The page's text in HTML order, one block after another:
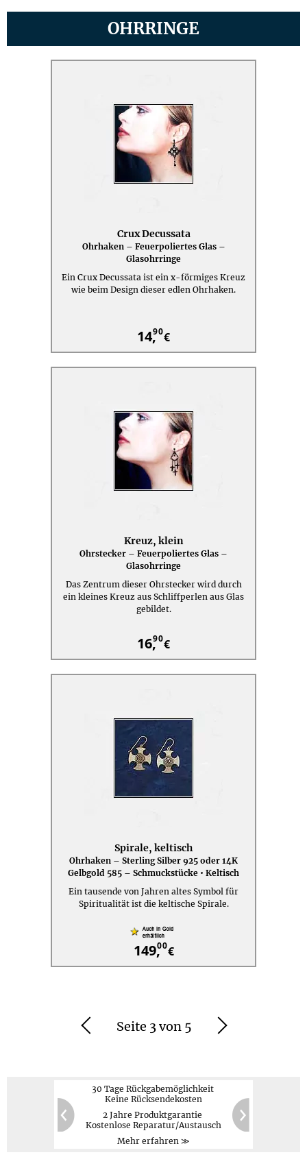
OHRRINGE
Crux Decussata
Ohrhaken – Feuerpoliertes Glas –
Glasohrringe
Ein Crux Decussata ist ein x-förmiges Kreuz
wie beim Design dieser edlen Ohrhaken.
14,90€
Kreuz, klein
Ohrstecker – Feuerpoliertes Glas –
Glasohrringe
Das Zentrum dieser Ohrstecker wird durch
ein kleines Kreuz aus Schliffperlen aus Glas
gebildet.
16,90€
Spirale, keltisch
Ohrhaken – Sterling Silber 925 oder 14K
Gelbgold 585 – Schmuckstücke • Keltisch
Ein tausende von Jahren altes Symbol für
Spiritualität ist die keltische Spirale.
149,00€
Zurück Seite 3 von 5 Weiter
Zurück
60 20
30 Tage Rückgabemöglichkeit
Keine Rücksendekosten
2 Jahre Produktgarantie
Kostenlose Reparatur/Austausch
Mehr erfahren ≫
PayPal,Kreditkarte,
Vorauskasse